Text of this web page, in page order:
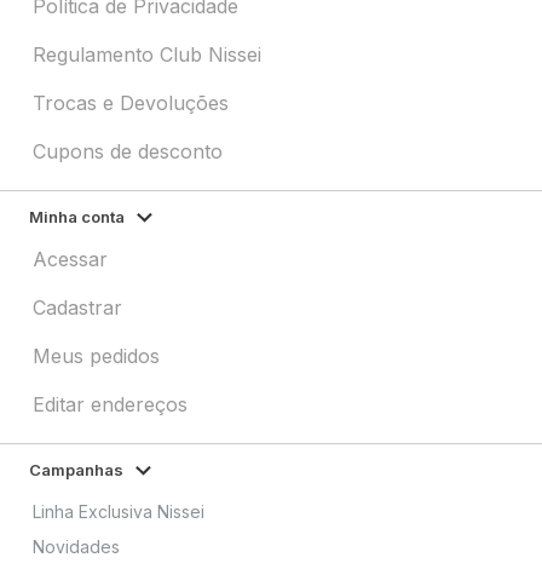
Política de Privacidade
Regulamento Club Nissei
Trocas e Devoluções
Cupons de desconto
Minha conta
Acessar
Cadastrar
Meus pedidos
Editar endereços
Campanhas
Linha Exclusiva Nissei
Novidades